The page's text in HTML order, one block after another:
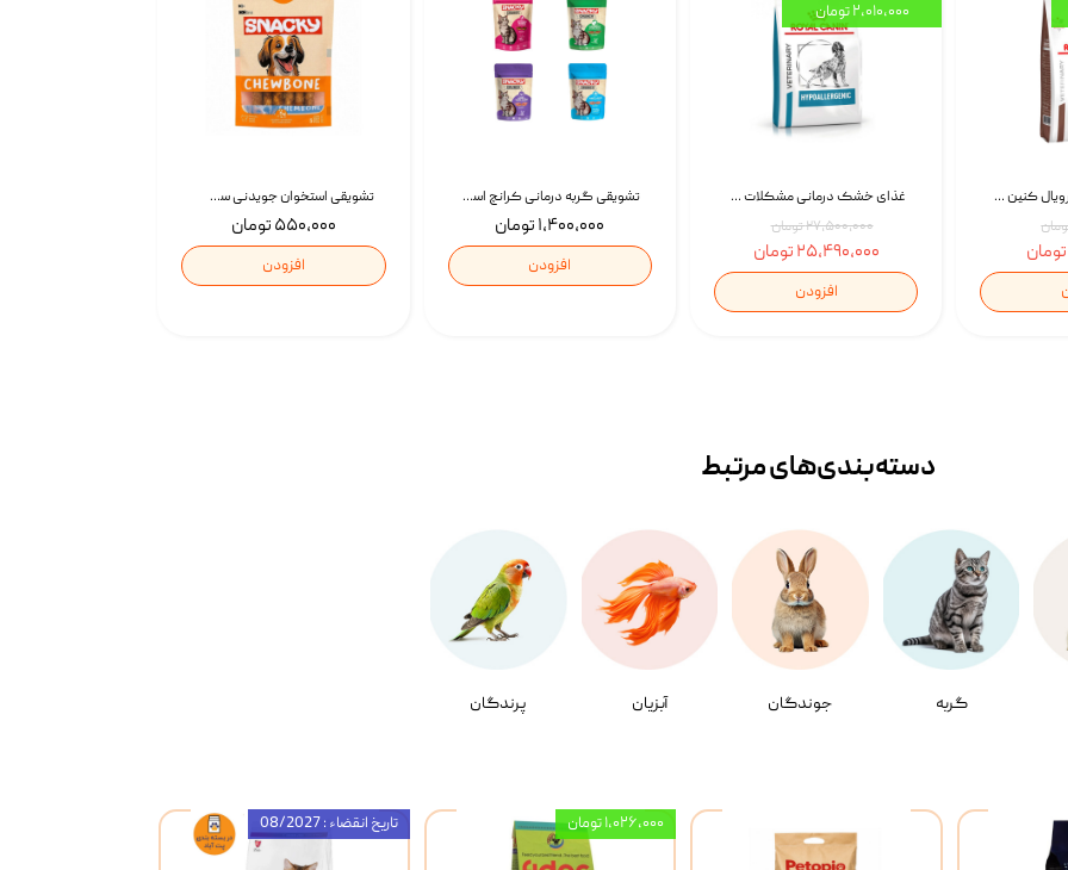
تشویقی استخوان جویدنی سگ اسنکی کرانچی با طعم مرغ Snacky Crunchy Munchy وزن 100 گرم
۵۵۰,۰۰۰ تومان
افزودن
تشویقی گربه درمانی کرانچ اسنکی با طعم میکس Snacky Crunch Cat Treats وزن 60 گرم بسته 4 عددی
۱,۴۰۰,۰۰۰ تومان
افزودن
غذای خشک درمانی مشکلات گوارشی سگ رویال کنین Royal Canin Hypoallergenic وزن 7 کیلوگرم | پت استوک
۲۷,۵۰۰,۰۰۰ تومان
۲۵,۴۹۰,۰۰۰ تومان
افزودن
۲,۰۱۰,۰۰۰ تومان
غذای خشک گربه رویال کنین Gastrointestinal Fibre Response وزن 2 کیلوگرم | پت استوک
گربه جوندگان آبزیان پرندگان
دسته‌بندی‌‌های مرتبط
تاریخ انقضاء : 08/2027 ۱,۰۲۶,۰۰۰ تومان